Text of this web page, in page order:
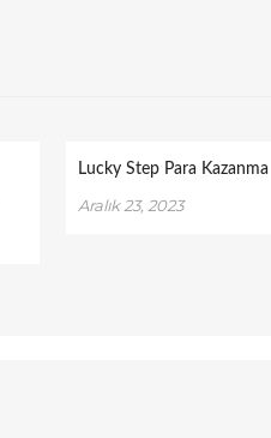
Lucky Step Para Kazanma
Aralık 23, 2023